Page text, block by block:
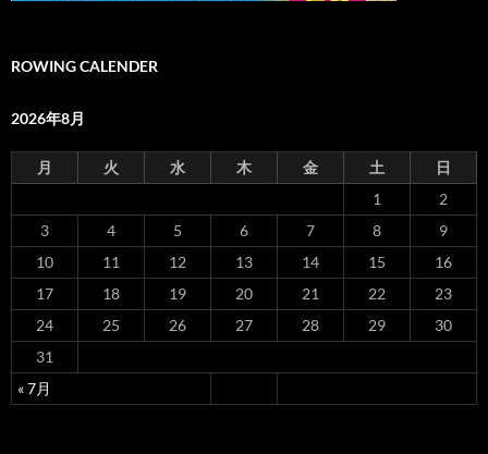
ROWING CALENDER
2026年8月
月 火 水 木 金 土 日
« 7月
1
2
3
4 5 6 7 8
9
10
11 12 13 14 15
16
17
18 19 20 21 22
23
24
25 26 27 28 29
30
31